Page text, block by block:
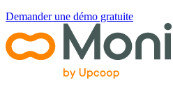
Demander une démo gratuite